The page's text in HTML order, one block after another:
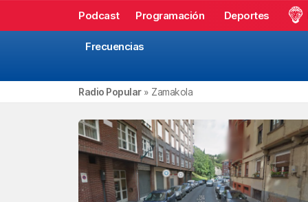
Podcast Programación Deportes
Frecuencias
Radio Popular» Zamakola